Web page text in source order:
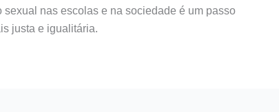
nas escolas e na sociedade é um passo
justa e igualitária.